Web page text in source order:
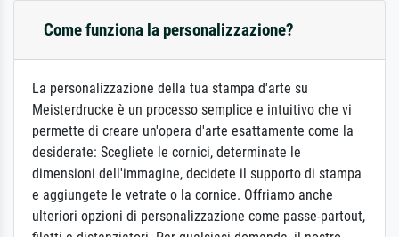
Come funziona la personalizzazione?
La personalizzazione della tua stampa d'arte su
Meisterdrucke è un processo semplice e intuitivo che vi
permette di creare un'opera d'arte esattamente come la
desiderate: Scegliete le cornici, determinate le
dimensioni dell'immagine, decidete il supporto di stampa
e aggiungete le vetrate o la cornice. Offriamo anche
ulteriori opzioni di personalizzazione come passe-partout,